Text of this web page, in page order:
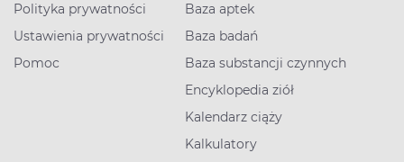
Polityka prywatności
Ustawienia prywatności
Pomoc
Baza aptek
Baza badań
Baza substancji czynnych
Encyklopedia ziół
Kalendarz ciąży
Kalkulatory